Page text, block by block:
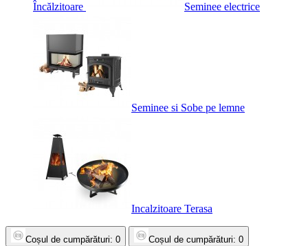
Încălzitoare Seminee electrice
Seminee si Sobe pe lemne
Incalzitoare Terasa
Coșul de cumpărături: 0 Coșul de cumpărături: 0